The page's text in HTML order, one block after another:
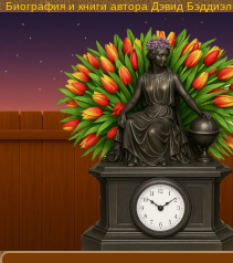
Биография и книги автора Дэвид Бэддиэл